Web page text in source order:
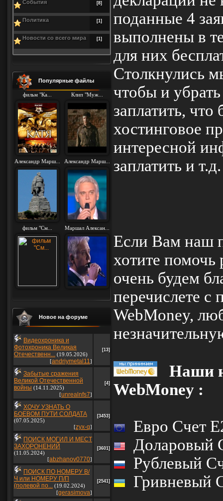
События [8]
Политика [1]
Новости со всего мира [1]
Популярные файлы
фильм "Ка... Клип "Муж...
Александр Марш... Александр Марш...
фильм "См... Маршал Алексан...
Новое на форуме
Видеохроника и
Фотохроника Великая
Отечественн... (19.05.2026)
[andriymetal11]
[13]
Забытые сражения
Великой Отечественной
войны (14.11.2025)
[unrealnfs7]
[4]
ХОЧУ УЗНАТЬ О
БОЕВОМ ПУТИ СОЛДАТА
(07.05.2025)
[zyx-q]
[3453]
ПОИСК МОГИЛ И МЕСТ
ЗАХОРОНЕНИЙ
(11.05.2024)
[abzhanov0770]
[3601]
ПОИСК ПО НОМЕРУ В/
Ч или НОМЕРУ П/П
(полевой по... (19.02.2024)
[gerasimova]
[2541]
поданные 4
выполнены в
для них
Столкнулись
чтобы и
заплатить,
хостинговое
интересной
заплатить и
Если Вам наш
хотите
очень будем
перечислете
WebMoney,
Наши
WebMoney :
Евро Счет
Доларовый
Рублевый
Гривневый